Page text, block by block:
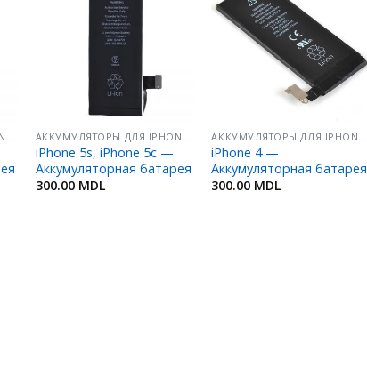
Добавить
Избранное
iPhone 5s, iPhone 5c —
Аккумуляторная батарея
300.00 MDL
Добавить
в
Избранное
iPhone 4 —
Аккумуляторная батарея
300.00 MDL